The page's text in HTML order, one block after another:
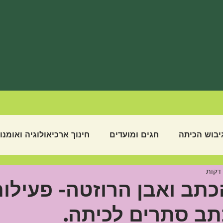
הכיתה חגים ומועדים חינוך ארכיאולוגיה
שנה בבית ספר
ואבן הרוזטה-
סתרים לכיתה.